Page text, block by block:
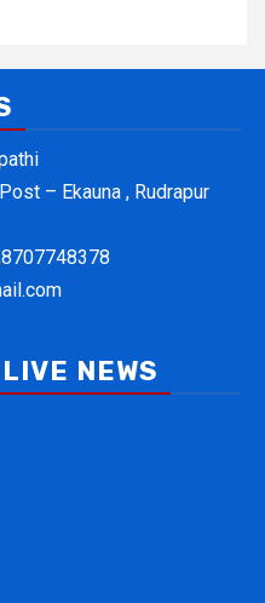
– Ekauna , Rudrapur
NEWS